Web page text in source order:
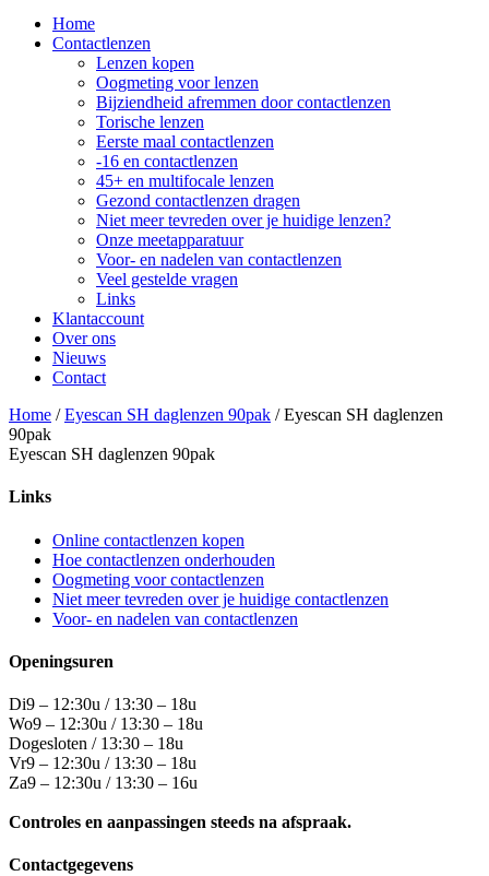
Home
Contactlenzen
Lenzen kopen
Oogmeting voor lenzen
Bijziendheid afremmen door contactlenzen
Torische lenzen
Eerste maal contactlenzen
-16 en contactlenzen
45+ en multifocale lenzen
Gezond contactlenzen dragen
Niet meer tevreden over je huidige lenzen?
Onze meetapparatuur
Voor- en nadelen van contactlenzen
Veel gestelde vragen
Links
Klantaccount
Over ons
Nieuws
Contact
Home / Eyescan SH daglenzen 90pak / Eyescan SH daglenzen
90pak
Eyescan SH daglenzen 90pak
Links
Online contactlenzen kopen
Hoe contactlenzen onderhouden
Oogmeting voor contactlenzen
Niet meer tevreden over je huidige contactlenzen
Voor- en nadelen van contactlenzen
Openingsuren
Di9 – 12:30u / 13:30 – 18u
Wo9 – 12:30u / 13:30 – 18u
Dogesloten / 13:30 – 18u
Vr9 – 12:30u / 13:30 – 18u
Za9 – 12:30u / 13:30 – 16u
Controles en aanpassingen steeds na afspraak.
Contactgegevens